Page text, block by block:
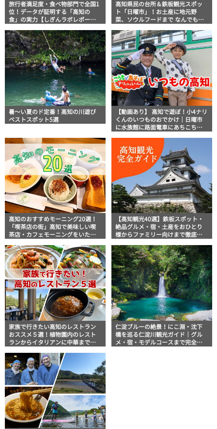
旅行者満足度・食べ物部門で全国1
位！データが証明する「高知の
食」の実力【しぎんラボレポー
高知県民の台所＆鉄板観光スポッ
ト「日曜市」！お土産に地元野
菜、ソウルフードまで なんでもそ
説！
暑～い夏のド定番！高知の川遊び
ベストスポット5選
【動画あり】 高知で遊ぼ！小4ナリ
くんのいつものおでかけ｜日曜市
に水族館に路面電車にあちこち巡
高知のおすすめモーニング20選！
「喫茶店の街」高知で美味しい喫
茶店・カフェモーニングをいただ
【高知観光40選】鉄板スポット・
絶品グルメ・宿・土産をおひとり
様からファミリー向けまで徹底解
家族で行きたい高知のレストラン
おススメ５選！植物園内のレスト
ランからイタリアンに中華まで楽
仁淀ブルーの絶景！にこ淵・沈下
橋を巡る仁淀川観光ガイド｜グル
メ・宿・モデルコースまで完全網